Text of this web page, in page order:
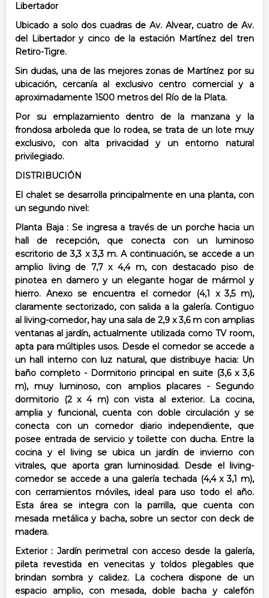
Libertador
Ubicado a solo dos cuadras de Av. Alvear, cuatro de Av.
del Libertador y cinco de la estación Martínez del tren
Retiro-Tigre.
Sin dudas, una de las mejores zonas de Martínez por su
ubicación, cercanía al exclusivo centro comercial y a
aproximadamente 1500 metros del Río de la Plata.
Por su emplazamiento dentro de la manzana y la
frondosa arboleda que lo rodea, se trata de un lote muy
exclusivo, con alta privacidad y un entorno natural
privilegiado.
DISTRIBUCIÓN
El chalet se desarrolla principalmente en una planta, con
un segundo nivel:
Planta Baja : Se ingresa a través de un porche hacia un
hall de recepción, que conecta con un luminoso
escritorio de 3,3 x 3,3 m.A continuación, se accede a un
amplio living de 7,7 x 4,4 m, con destacado piso de
pinotea en damero y un elegante hogar de mármol y
hierro. Anexo se encuentra el comedor (4,1 x 3,5 m),
claramente sectorizado, con salida a la galería. Contiguo
al living-comedor, hay una sala de 2,9 x 3,6 m con amplias
ventanas al jardín, actualmente utilizada como TV room,
apta para múltiples usos. Desde el comedor se accede a
un hall interno con luz natural, que distribuye hacia: Un
baño completo - Dormitorio principal en suite (3,6 x 3,6
m), muy luminoso, con amplios placares - Segundo
dormitorio (2 x 4 m) con vista al exterior. La cocina,
amplia y funcional, cuenta con doble circulación y se
conecta con un comedor diario independiente, que
posee entrada de servicio y toilette con ducha. Entre la
cocina y el living se ubica un jardín de invierno con
vitrales, que aporta gran luminosidad. Desde el living-
comedor se accede a una galería techada (4,4 x 3,1 m),
con cerramientos móviles, ideal para uso todo el año.
Esta área se integra con la parrilla, que cuenta con
mesada metálica y bacha, sobre un sector con deck de
madera.
Exterior : Jardín perimetral con acceso desde la galería,
pileta revestida en venecitas y toldos plegables que
brindan sombra y calidez.
La cochera dispone de un
espacio amplio, con mesada, doble bacha y calefón